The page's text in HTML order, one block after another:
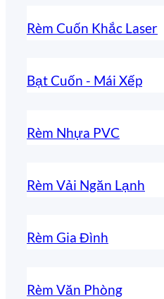
Rèm Cuốn Khắc Laser
Bạt Cuốn - Mái Xếp
Rèm Nhựa PVC
Rèm Vải Ngăn Lạnh
Rèm Gia Đình
Rèm Văn Phòng